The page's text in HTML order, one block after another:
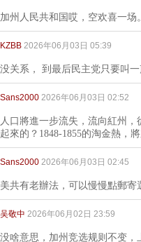
加州人民共和国哎，空欢喜一场。
KZBB 2026年06月03日 05:39
没关系， 到最后民主党只要叫
Sans2000 2026年06月03日 02:52
人口將進一步流失，流向紅州
起來的？1848-1855的淘金熱，
Sans2000 2026年06月03日 02:45
美共有老辦法，可以慢慢點郵
吴敬中 2026年06月02日 23:59
没啥意思，加州竞选规则不变，